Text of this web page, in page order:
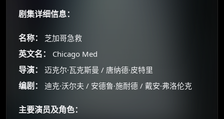
剧集详细信息：
名称： 芝加哥急救
英文名： Chicago Med
导演： 迈克尔·瓦克斯曼 / 唐纳德·皮特里
编剧： 迪克·沃尔夫 / 安德鲁·施耐德 / 戴安·弗洛伦克
主要演员及角色：